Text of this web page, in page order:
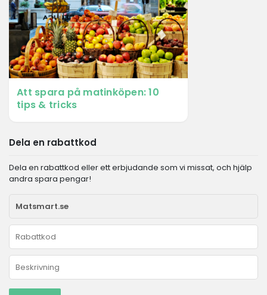
Att spara på matinköpen: 10
tips & tricks
Dela en rabattkod
Dela en rabattkod eller ett erbjudande som vi missat, och hjälp
andra spara pengar!